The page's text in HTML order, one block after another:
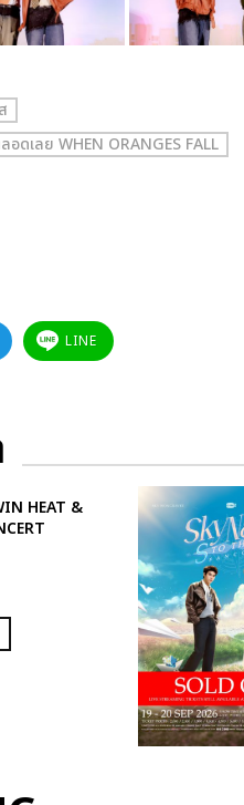
ดเลย WHEN ORANGES FALL
LINE
HEAT &